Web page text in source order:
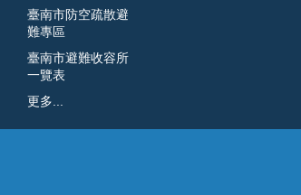
臺南市防空疏散避
難專區
臺南市避難收容所
一覽表
更多...